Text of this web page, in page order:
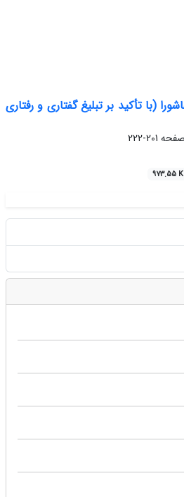
(با تأکید بر تبلیغ گفتاری و رفتاری
201-222
973.55 K